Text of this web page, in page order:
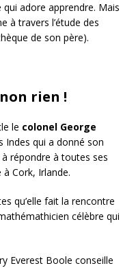
adore apprendre. Mais
à travers l’étude des
de son père).
rien !
le colonel George
Indes qui a donné son
à répondre à toutes ses
Cork, Irlande.
qu’elle fait la rencontre
célèbre qui
Everest Boole conseille